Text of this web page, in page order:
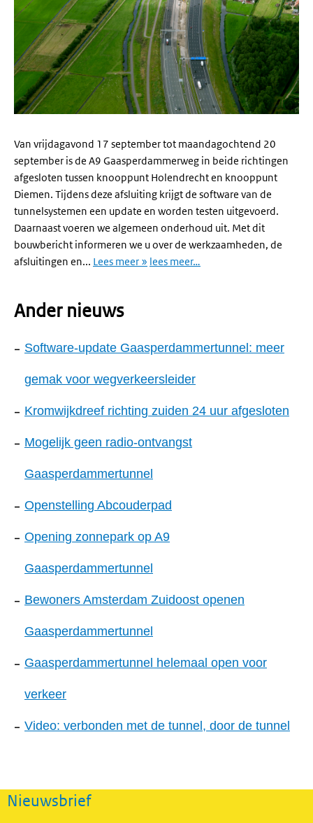
Van vrijdagavond 17 september tot maandagochtend 20
september is de A9 Gaasperdammerweg in beide richtingen
afgesloten tussen knooppunt Holendrecht en knooppunt
Diemen. Tijdens deze afsluiting krijgt de software van de
tunnelsystemen een update en worden testen uitgevoerd.
Daarnaast voeren we algemeen onderhoud uit. Met dit
bouwbericht informeren we u over de werkzaamheden, de
afsluitingen en... Lees meer » lees meer…
Ander nieuws
Software-update Gaasperdammertunnel: meer
gemak voor wegverkeersleider
Kromwijkdreef richting zuiden 24 uur afgesloten
Mogelijk geen radio-ontvangst
Gaasperdammertunnel
Openstelling Abcouderpad
Opening zonnepark op A9
Gaasperdammertunnel
Bewoners Amsterdam Zuidoost openen
Gaasperdammertunnel
Gaasperdammertunnel helemaal open voor
verkeer
Video: verbonden met de tunnel, door de tunnel
Nieuwsbrief